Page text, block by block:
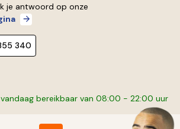
je antwoord op onze
340
bereikbaar van 08:00 - 22:00 uur